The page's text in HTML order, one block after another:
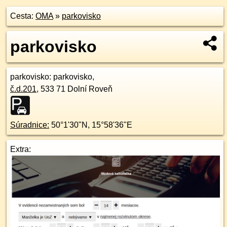
Cesta: OMA» parkovisko
parkovisko
parkovisko: parkovisko,
č.d.201, 533 71 Dolní Roveň
Súradnice: 50°1'30"N , 15°58'36"E
Extra: